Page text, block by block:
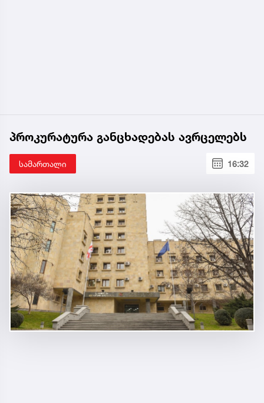
პროკურატურა განცხადებას ავრცელებს
სამართალი 16:32